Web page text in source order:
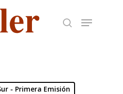
- Primera Emisión